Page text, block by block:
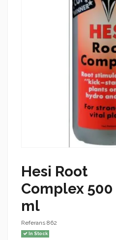
Hesi Root
Complex 500
ml
Referans 862
In Stock